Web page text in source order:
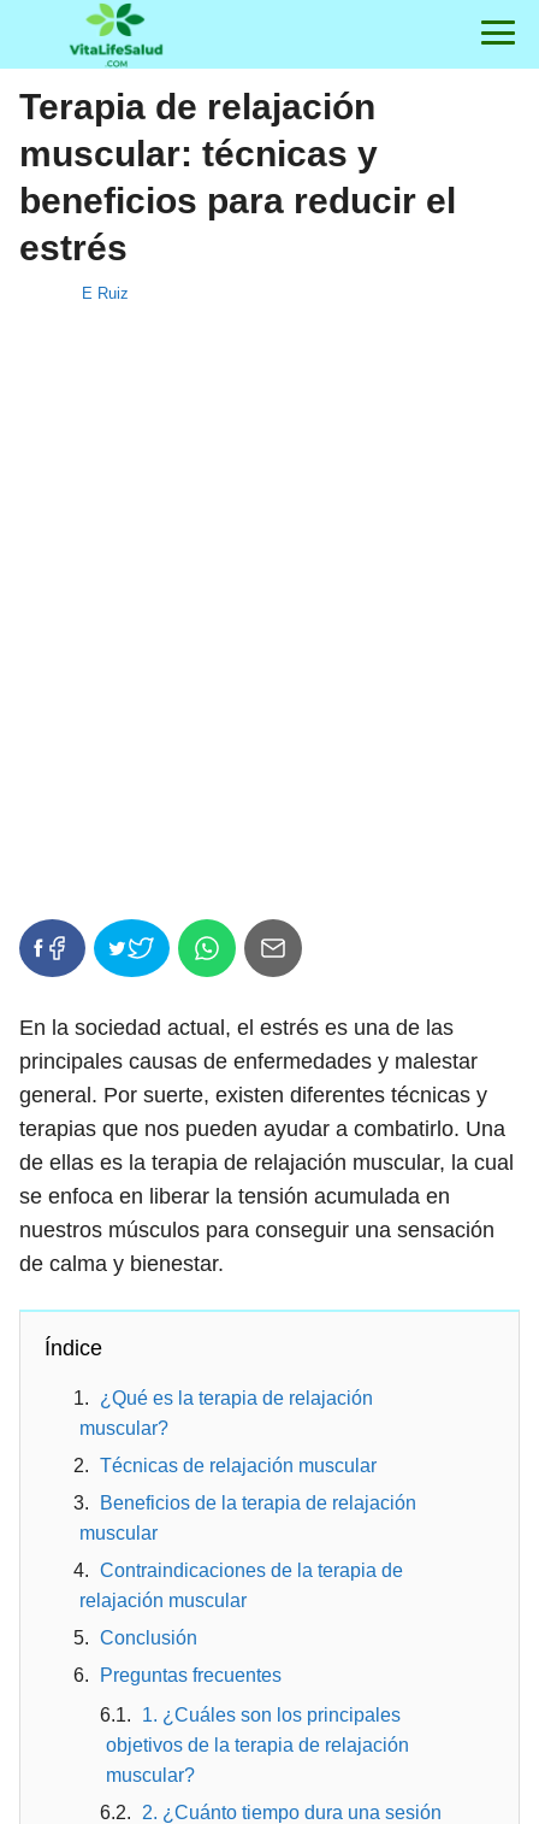
Terapia de relajación
muscular: técnicas y
beneficios para reducir el
estrés
E Ruiz
En la sociedad actual, el estrés es una de las
principales causas de enfermedades y malestar
general. Por suerte, existen diferentes técnicas y
terapias que nos pueden ayudar a combatirlo. Una
de ellas es la terapia de relajación muscular, la cual
se enfoca en liberar la tensión acumulada en
nuestros músculos para conseguir una sensación
de calma y bienestar.
Índice
¿Qué es la terapia de relajación
muscular?
Técnicas de relajación muscular
Beneficios de la terapia de relajación
muscular
Contraindicaciones de la terapia de
relajación muscular
Conclusión
Preguntas frecuentes
1. ¿Cuáles son los principales
objetivos de la terapia de relajación
muscular?
2. ¿Cuánto tiempo dura una sesión